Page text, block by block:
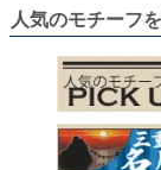
人気のモチーフ